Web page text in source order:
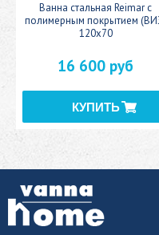
Ванна стальная Reimar с
полимерным покрытием
120x70
16 600 руб